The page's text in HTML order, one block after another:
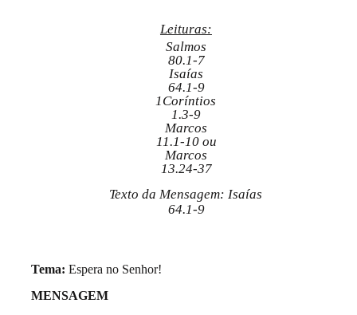
Leituras:
Salmos
80.1-7
Isaías
64.1-9
1Coríntios
1.3-9
Marcos
11.1-10 ou
Marcos
13.24-37
Texto da Mensagem: Isaías
64.1-9
Tema: Espera no Senhor!
MENSAGEM